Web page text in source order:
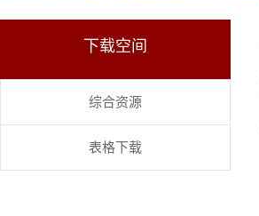
下载空间
综合资源
表格下载